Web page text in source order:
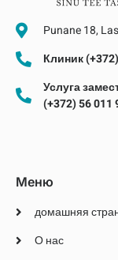
Punane 18,
Клиник
Услуга
(+372) 56 011
Меню
домашняя
О нас